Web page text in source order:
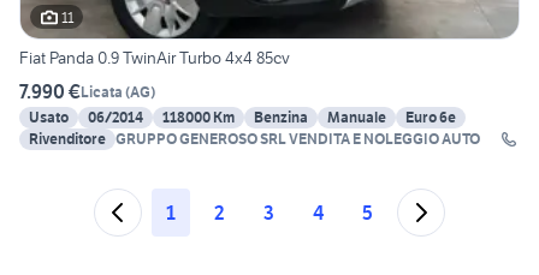
11
Fiat Panda 0.9 TwinAir Turbo 4x4 85cv
7.990 €Licata (AG)
Usato
06/2014 118000 Km Benzina Manuale
Euro 6e
Rivenditore GRUPPO GENEROSO SRL VENDITA E NOLEGGIO AUTO
1 2 3 4 5